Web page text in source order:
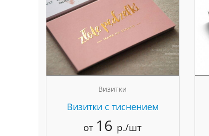
Визитки
Визитки с тиснением
от 16 р./шт